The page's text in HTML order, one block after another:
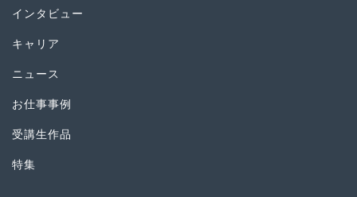
インタビュー
キャリア
ニュース
お仕事事例
受講生作品
特集